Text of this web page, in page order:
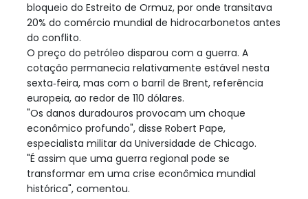
bloqueio do Estreito de Ormuz, por onde transitava
20% do comércio mundial de hidrocarbonetos antes
do conflito.
O preço do petróleo disparou com a guerra. A
cotação permanecia relativamente estável nesta
sexta‑feira, mas com o barril de Brent, referência
europeia, ao redor de 110 dólares.
"Os danos duradouros provocam um choque
econômico profundo", disse Robert Pape,
especialista militar da Universidade de Chicago.
"É assim que uma guerra regional pode se
transformar em uma crise econômica mundial
histórica", comentou.